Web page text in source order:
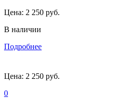
Цена: 2 250 руб.
В наличии
Подробнее
Цена: 2 250 руб.
0